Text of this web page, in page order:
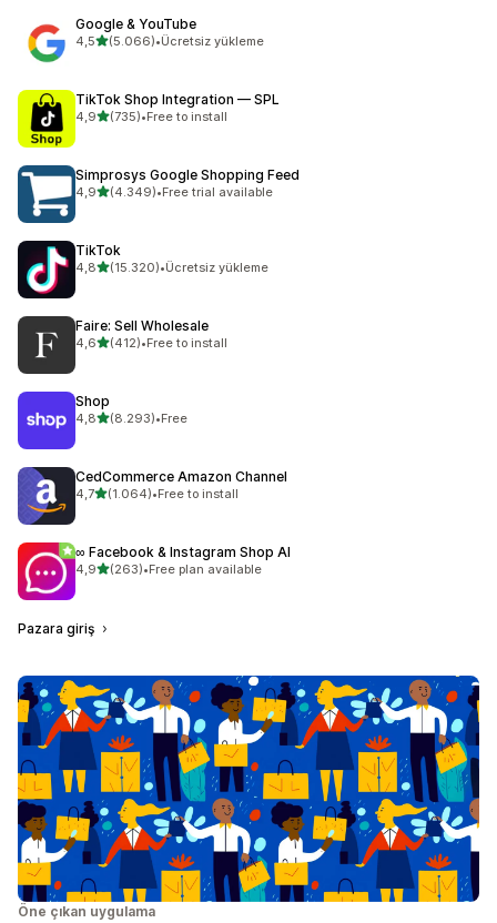
Google & YouTube
4,55 yıldız üzerinden
(5.066)
toplam 5066 değerlendirme
•Ücretsiz yükleme
TikTok Shop Integration — SPL
4,95 yıldız üzerinden
(735)
toplam 735 değerlendirme
•Free to install
Simprosys Google Shopping Feed
4,95 yıldız üzerinden
(4.349)
toplam 4349 değerlendirme
•Free trial available
TikTok
4,85 yıldız üzerinden
(15.320)
toplam 15320 değerlendirme
•Ücretsiz yükleme
Faire: Sell Wholesale
4,65 yıldız üzerinden
(412)
toplam 412 değerlendirme
•Free to install
Shop
4,85 yıldız üzerinden
(8.293)
toplam 8293 değerlendirme
•Free
CedCommerce Amazon Channel
4,75 yıldız üzerinden
(1.064)
toplam 1064 değerlendirme
•Free to install
∞ Facebook & Instagram Shop AI
4,95 yıldız üzerinden
(263)
toplam 263 değerlendirme
•Free plan available
Pazara giriş
Öne çıkan uygulama